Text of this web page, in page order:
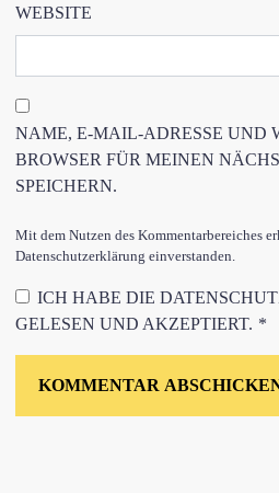
WEBSITE
NAME, E-MAIL-ADRESSE UND
BROWSER FÜR MEINEN
SPEICHERN.
Mit dem Nutzen des Kommentarbereiches
Datenschutzerklärung einverstanden.
ICH HABE DIE
GELESEN UND AKZEPTIERT. *